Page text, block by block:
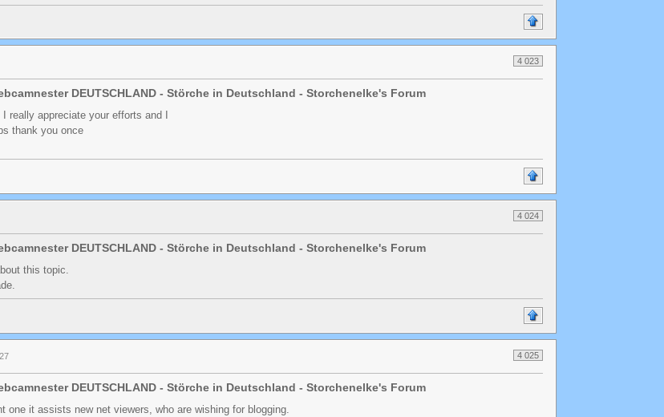
4 023
DEUTSCHLAND - Störche in Deutschland - Storchenelke's Forum
really appreciate your efforts and I
thank you once
4 024
DEUTSCHLAND - Störche in Deutschland - Storchenelke's Forum
this topic.
4 025
DEUTSCHLAND - Störche in Deutschland - Storchenelke's Forum
one it assists new net viewers, who are wishing for blogging.